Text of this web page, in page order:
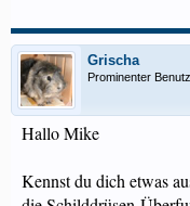
Grischa
Prominenter
Hallo Mike
Kennst du dich etwas